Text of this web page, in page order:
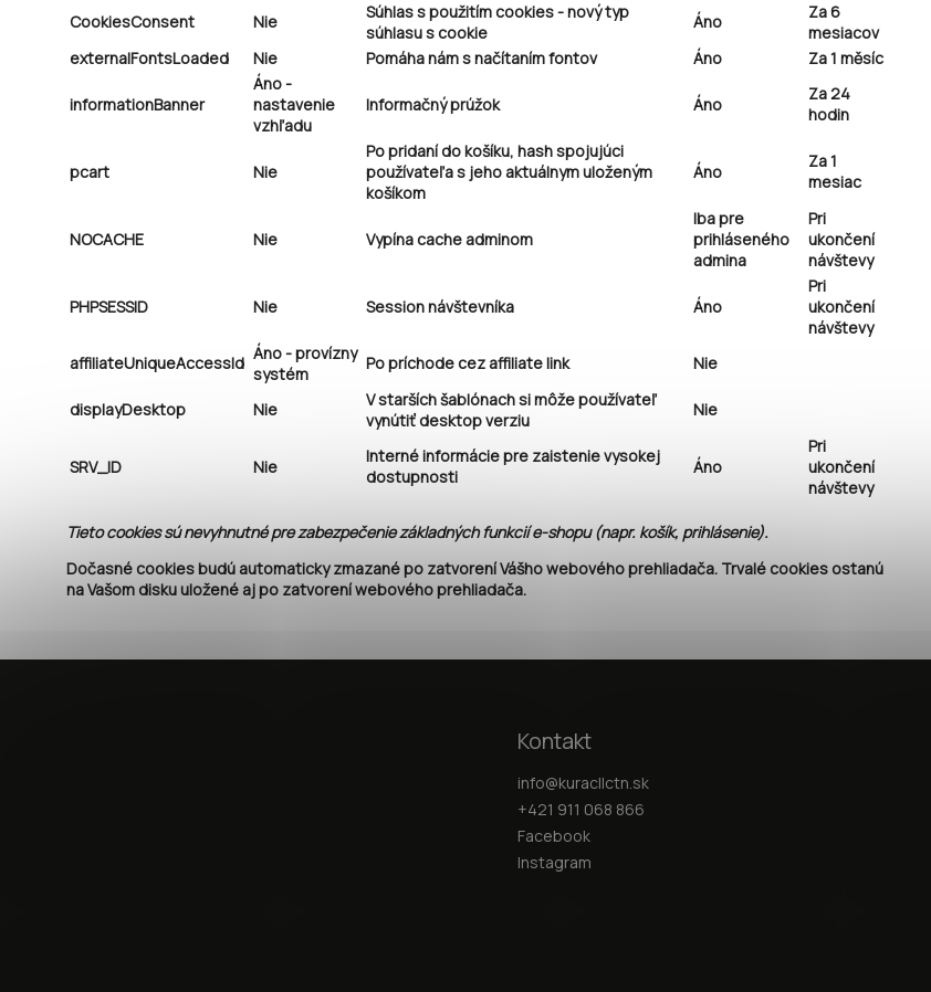
CookiesConsent Nie
Súhlas s použitím cookies - nový typ
súhlasu s cookie
Áno
Za 6
mesiacov
externalFontsLoaded
Nie Pomáha nám s načítaním fontov Áno Za 1 měsíc
informationBanner
Áno-
nastavenie
vzhľadu
Informačný prúžok Áno
Za 24
hodin
pcart Nie
Po pridaní do košíku, hash spojujúci
používateľa s jeho aktuálnym uloženým
košíkom
Áno
Za 1
mesiac
NOCACHE Nie Vypína cache adminom
Iba pre
prihláseného
admina
Pri
ukončení
návštevy
PHPSESSID Nie Session návštevníka Áno
Pri
ukončení
návštevy
affiliateUniqueAccessId Áno- provízny
systém
Po príchode cez affiliate link Nie
displayDesktop Nie
V starších šablónach si môže používateľ
vynútiť desktop verziu
Nie
SRV_ID Nie
Interné informácie pre zaistenie vysokej
dostupnosti
Áno
Pri
ukončení
návštevy
Tieto cookies sú nevyhnutné pre zabezpečenie základných funkcií e-shopu (napr. košík, prihlásenie).
Dočasné cookies budú automaticky zmazané po zatvorení Vášho webového prehliadača. Trvalé cookies ostanú
na Vašom disku uložené aj po zatvorení webového prehliadača.
Kontakt
info@kuracllctn.sk
+421 911 068 866
Facebook
Instagram